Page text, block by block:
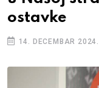
ostavke
14. DECEMBAR 2024.